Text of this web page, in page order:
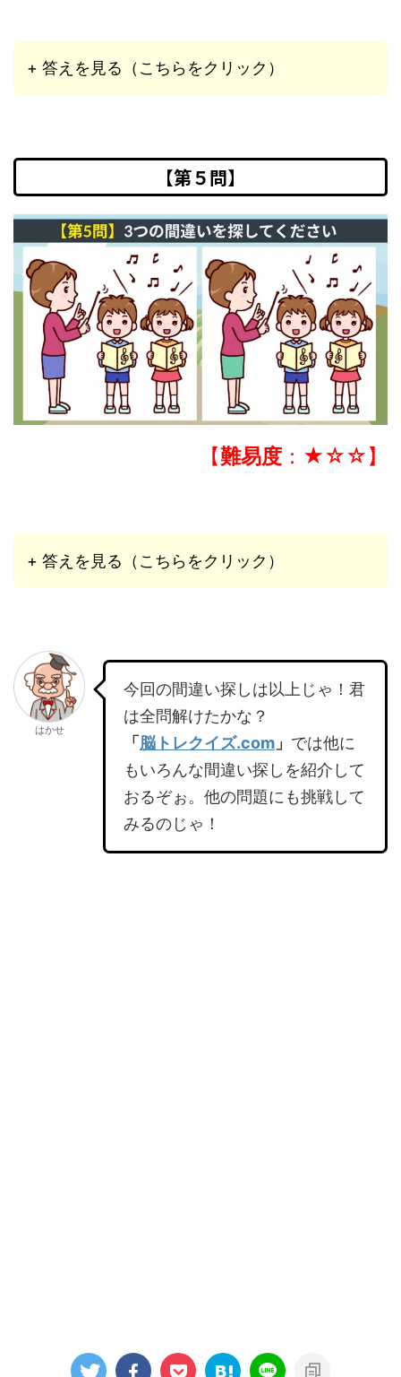
+ 答えを見る（こちらをクリック）
【第５問】
【難易度 ：★☆☆】
+ 答えを見る（こちらをクリック）
はかせ
今回の間違い探しは以上じゃ！君
は全問解けたかな？
「脳トレクイズ.com 」 では他に
もいろんな間違い探しを紹介して
おるぞぉ。他の問題にも挑戦して
みるのじゃ！